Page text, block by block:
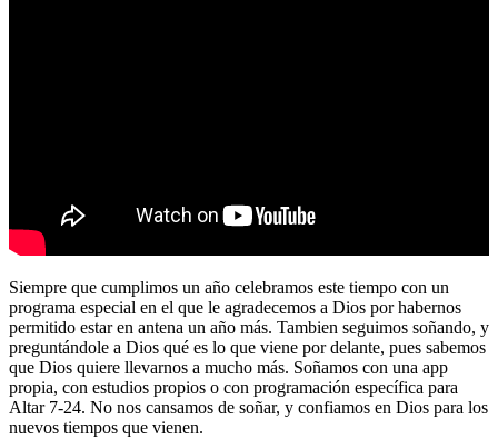
Siempre que cumplimos un año celebramos este tiempo con un
programa especial en el que le agradecemos a Dios por habernos
permitido estar en antena un año más. Tambien seguimos soñando, y
preguntándole a Dios qué es lo que viene por delante, pues sabemos
que Dios quiere llevarnos a mucho más. Soñamos con una app
propia, con estudios propios o con programación específica para
Altar 7-24. No nos cansamos de soñar, y confiamos en Dios para los
nuevos tiempos que vienen.